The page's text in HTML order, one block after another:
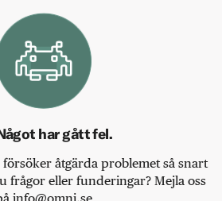
har gått fel.
åtgärda problemet så snart
frågor eller funderingar? Mejla oss